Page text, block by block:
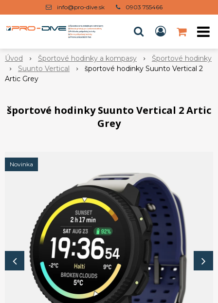
info@pro-dive.sk 0903 755466
Úvod Športové hodinky a kompasy
Športové hodinky
Suunto Vertical
športové hodinky Suunto Vertical 2
Artic Grey
športové hodinky Suunto Vertical 2 Artic
Grey
Novinka